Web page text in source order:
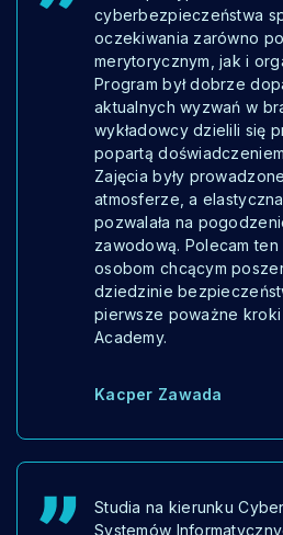
cyberbezpieczeństwa
oczekiwania zarówno
merytorycznym, jak i
Program był dobrze
aktualnych wyzwań w
wykładowcy dzielili się
popartą
Zajęcia były
atmosferze, a
pozwalała na
zawodową. Polecam
osobom chcącym
dziedzinie
pierwsze poważne
Academy.
Kacper Zawada
Studia na kierunku
Systemów